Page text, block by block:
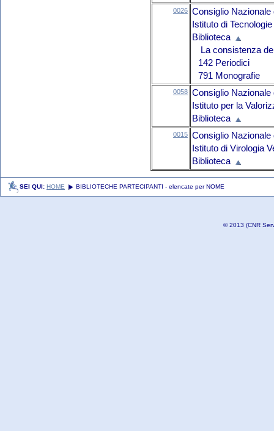
0026 Consiglio Nazionale
Istituto di
Biblioteca
La consistenza
142 Periodici
791 Monografie
0058 Consiglio Nazionale
Istituto per la
Biblioteca
0015 Consiglio Nazionale
Istituto di Virologia
Biblioteca
SEI QUI: HOME BIBLIOTECHE PARTECIPANTI - elencate per NOME
© 2013 (CNR